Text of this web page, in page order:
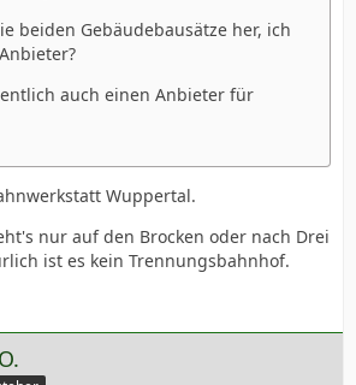
beiden Gebäudebausätze her, ich
auch einen Anbieter für
Wuppertal.
nur auf den Brocken oder nach Drei
ist es kein Trennungsbahnhof.